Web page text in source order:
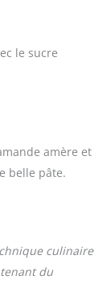
le sucre
amère et
belle pâte.
culinaire
du